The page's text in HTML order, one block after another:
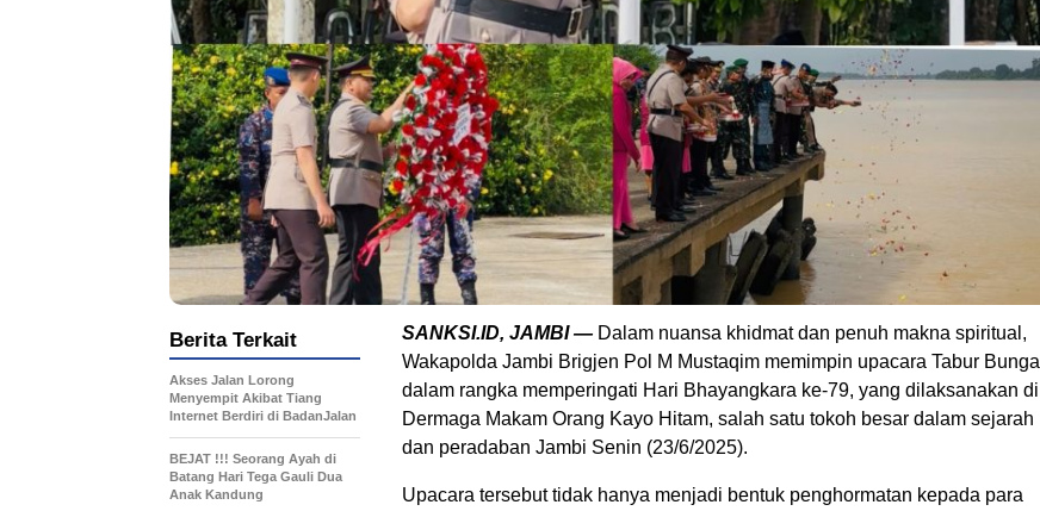
SANKSI.ID, JAMBI — Dalam nuansa khidmat dan penuh makna spiritual,
Wakapolda Jambi Brigjen Pol M Mustaqim memimpin upacara Tabur Bunga
dalam rangka memperingati Hari Bhayangkara ke-79, yang dilaksanakan di
Dermaga Makam Orang Kayo Hitam, salah satu tokoh besar dalam sejarah
dan peradaban Jambi Senin (23/6/2025).
Upacara tersebut tidak hanya menjadi bentuk penghormatan kepada para
Berita Terkait
Akses Jalan Lorong
Menyempit Akibat Tiang
Internet Berdiri di BadanJalan
BEJAT !!! Seorang Ayah di
Batang Hari Tega Gauli Dua
Anak Kandung